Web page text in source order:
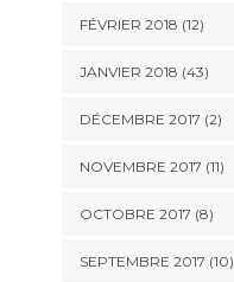
FÉVRIER 2018 (12)
JANVIER 2018 (43)
DÉCEMBRE 2017 (2)
NOVEMBRE 2017 (11)
OCTOBRE 2017 (8)
SEPTEMBRE 2017 (10)